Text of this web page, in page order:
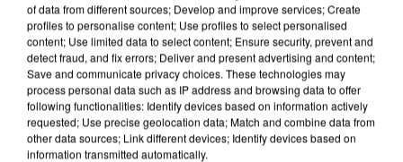
of data from different sources; Develop and improve services; Create
profiles to personalise content; Use profiles to select personalised
content; Use limited data to select content; Ensure security, prevent and
detect fraud, and fix errors; Deliver and present advertising and content;
Save and communicate privacy choices. These technologies may
process personal data such as IP address and browsing data to offer
following functionalities: Identify devices based on information actively
requested; Use precise geolocation data; Match and combine data from
other data sources; Link different devices; Identify devices based on
information transmitted automatically.